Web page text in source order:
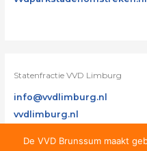
Statenfractie VVD Limburg
info@vvdlimburg.nl
vvdlimburg.nl
De VVD Brunssum maakt